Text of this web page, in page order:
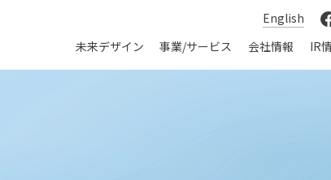
English
未来デザイン
事業/サービス 会社情報 IR